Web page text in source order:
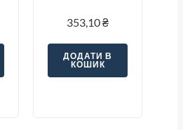
353,10₴
ДОДАТИ В
КОШИК